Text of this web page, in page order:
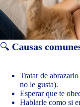
🔍 Causas
Tratar de
no le gusta).
Esperar que te
Hablarle como si